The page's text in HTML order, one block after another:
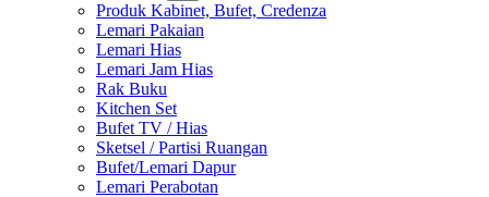
Produk Kabinet, Bufet, Credenza
Lemari Pakaian
Lemari Hias
Lemari Jam Hias
Rak Buku
Kitchen Set
Bufet TV / Hias
Sketsel / Partisi Ruangan
Bufet/Lemari Dapur
Lemari Perabotan